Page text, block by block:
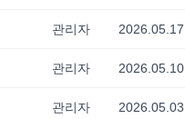
관리자 2026.05.17
관리자 2026.05.10
관리자 2026.05.03